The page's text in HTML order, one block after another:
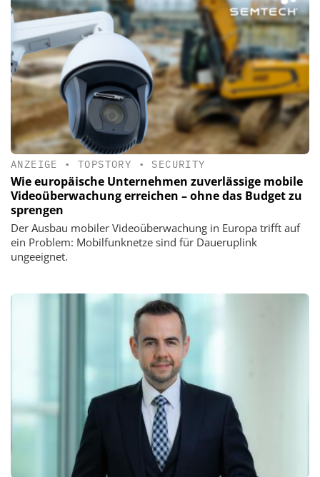
ANZEIGE •TOPSTORY • SECURITY
Wie europäische Unternehmen zuverlässige mobile
Videoüberwachung erreichen – ohne das Budget zu
sprengen
Der Ausbau mobiler Videoüberwachung in Europa trifft auf
ein Problem: Mobilfunknetze sind für Daueruplink
ungeeignet.